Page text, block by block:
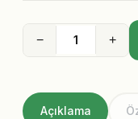
− +
Açıklama